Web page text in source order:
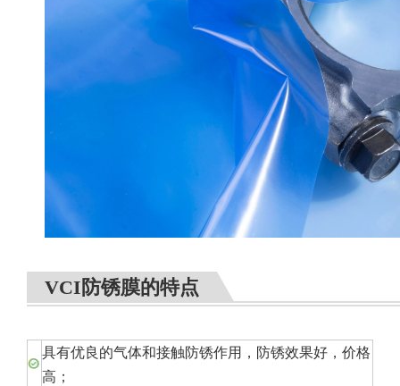
VCI防锈膜的特点
具有优良的气体和接触防锈作用，防锈效果好，价格
高；